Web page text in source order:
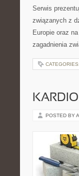
Serwis
związanych z
Europie oraz
zagadnienia
CATEGORIES:
POSTED BY